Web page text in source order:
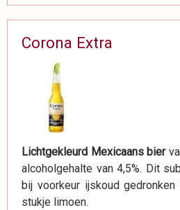
Corona Extra
Lichtgekleurd Mexicaans bier
alcoholgehalte van 4,5%. Dit
bij voorkeur ijskoud
stukje limoen.